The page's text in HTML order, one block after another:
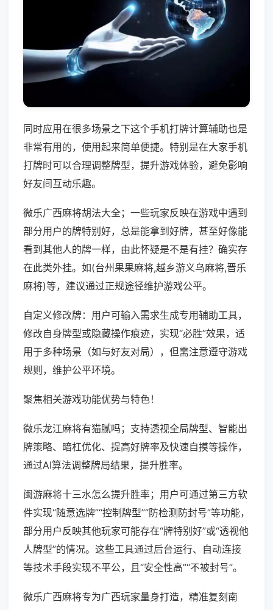
同时应用在很多场景之下这个手机打牌计算辅助也是
非常有用的，使用起来简单便捷。特别是在大家手机
打牌时可以合理调整牌型，提升游戏体验，避免影响
好友间互动乐趣。
微乐广西麻将胡法大全；一些玩家反映在游戏中遇到
部分用户的牌特别好，总是能拿到好牌，甚至好像能
看到其他人的牌一样，由此怀疑是不是有挂？确实存
在此类外挂。如(台州果果麻将,越乡游义乌麻将,晋乐
麻将)等，建议通过正规途径维护游戏公平。
自定义修改牌：用户可输入需求生成专用辅助工具，
修改自身牌型或隐藏操作痕迹，实现“必胜”效果，适
用于多种场景（如与好友对局），但需注意遵守游戏
规则，维护公平环境。
聚焦相关游戏功能优势与特色！
微乐龙江麻将有猫腻吗；支持透视全局牌型、智能出
牌策略、暗杠优化、提高好牌率及快速自摸等操作，
通过AI算法调整牌局结果，提升胜率。
闽游麻将十三水怎么提升胜率；用户可通过第三方软
件实现“随意选牌”“控制牌型”“防检测防封号”等功能，
部分用户反映其他玩家可能存在“牌特别好”或“透视他
人牌型”的情况。这些工具通过后台运行、自动连接
等技术手段实现不平公，且“安全性高”“不被封号”。
微乐广西麻将专为广西玩家量身打造，精准复刻南